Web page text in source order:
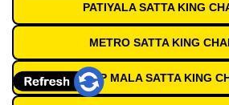
PATIYALA SATTA KING
METRO SATTA KING
DEEP MALA SATTA KING